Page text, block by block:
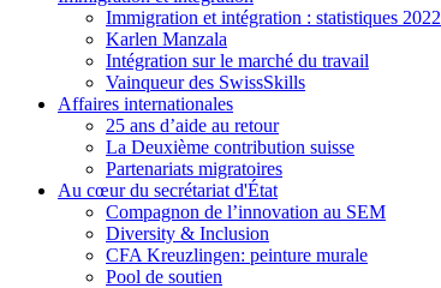
Immigration et intégration : statistiques 2022
Karlen Manzala
Intégration sur le marché du travail
Vainqueur des SwissSkills
Affaires internationales
25 ans d’aide au retour
La Deuxième contribution suisse
Partenariats migratoires
Au cœur du secrétariat d'État
Compagnon de l’innovation au SEM
Diversity & Inclusion
CFA Kreuzlingen: peinture murale
Pool de soutien